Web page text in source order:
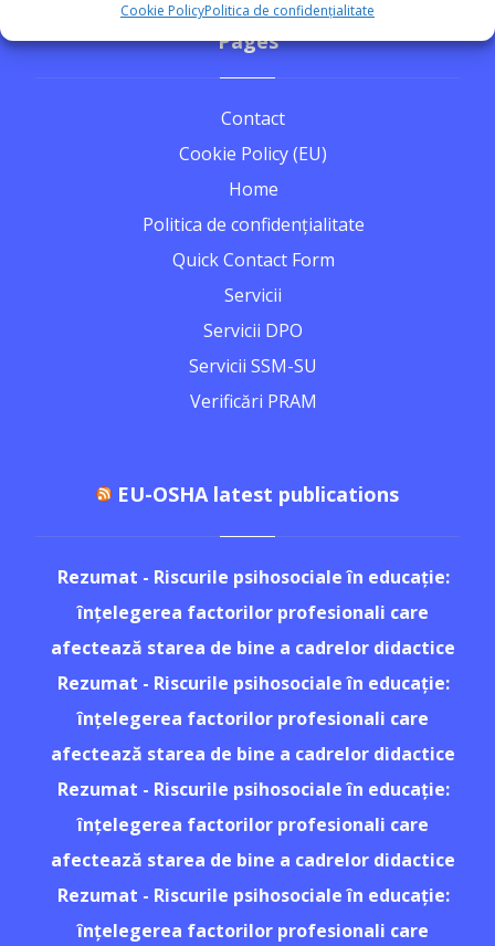
Cookie PolicyPolitica de confidențialitate
Pages
Contact
Cookie Policy (EU)
Home
Politica de confidențialitate
Quick Contact Form
Servicii
Servicii DPO
Servicii SSM-SU
Verificări PRAM
EU-OSHA latest publications
Rezumat - Riscurile psihosociale în educație:
înțelegerea factorilor profesionali care
afectează starea de bine a cadrelor didactice
Rezumat - Riscurile psihosociale în educație:
înțelegerea factorilor profesionali care
afectează starea de bine a cadrelor didactice
Rezumat - Riscurile psihosociale în educație:
înțelegerea factorilor profesionali care
afectează starea de bine a cadrelor didactice
Rezumat - Riscurile psihosociale în educație:
înțelegerea factorilor profesionali care